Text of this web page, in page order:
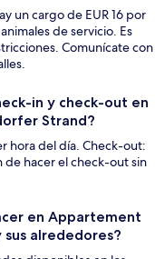
un cargo de EUR 16 por
de servicio. Es
Comunícate con
in y check-out en
Strand?
hora del día. Check-out:
de hacer el check-out sin
en Appartement
alrededores?